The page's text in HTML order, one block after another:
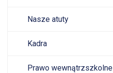
Nasze atuty
Kadra
Prawo wewnątrzszkolne